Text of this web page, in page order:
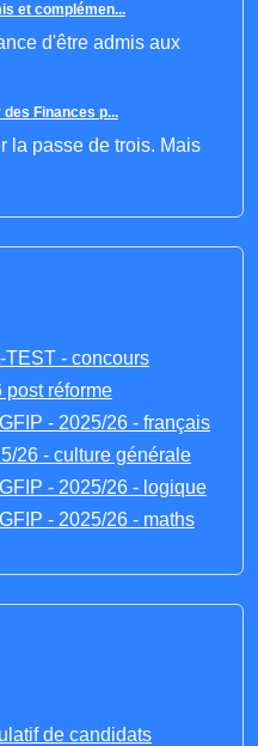
et complémen...
d'être admis aux
Finances p...
la passe de trois. Mais
TEST - concours
post réforme
- 2025/26 - français
26 - culture générale
- 2025/26 - logique
- 2025/26 - maths
de candidats